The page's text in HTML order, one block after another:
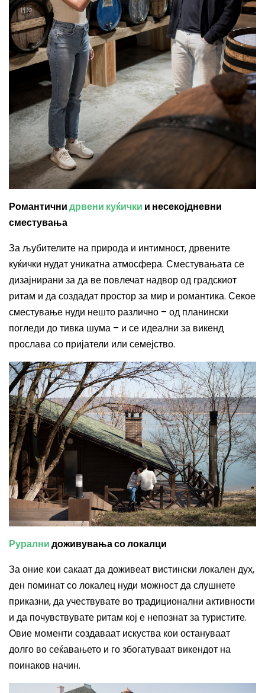
Романтичнидрвени куќички и несекојдневни
сместувања
За љубителите на природа и интимност, дрвените
куќички нудат уникатна атмосфера. Сместувањата се
дизајнирани за да ве повлечат надвор од градскиот
ритам и да создадат простор за мир и романтика. Секое
сместување нуди нешто различно – од планински
погледи до тивка шума – и се идеални за викенд
прослава со пријатели или семејство.
Руралнидоживувања со локалци
За оние кои сакаат да доживеат вистински локален дух,
ден поминат со локалец нуди можност да слушнете
приказни, да учествувате во традиционални активности
и да почувствувате ритам кој е непознат за туристите.
Овие моменти создаваат искуства кои остануваат
долго во сеќавањето и го збогатуваат викендот на
поинаков начин.